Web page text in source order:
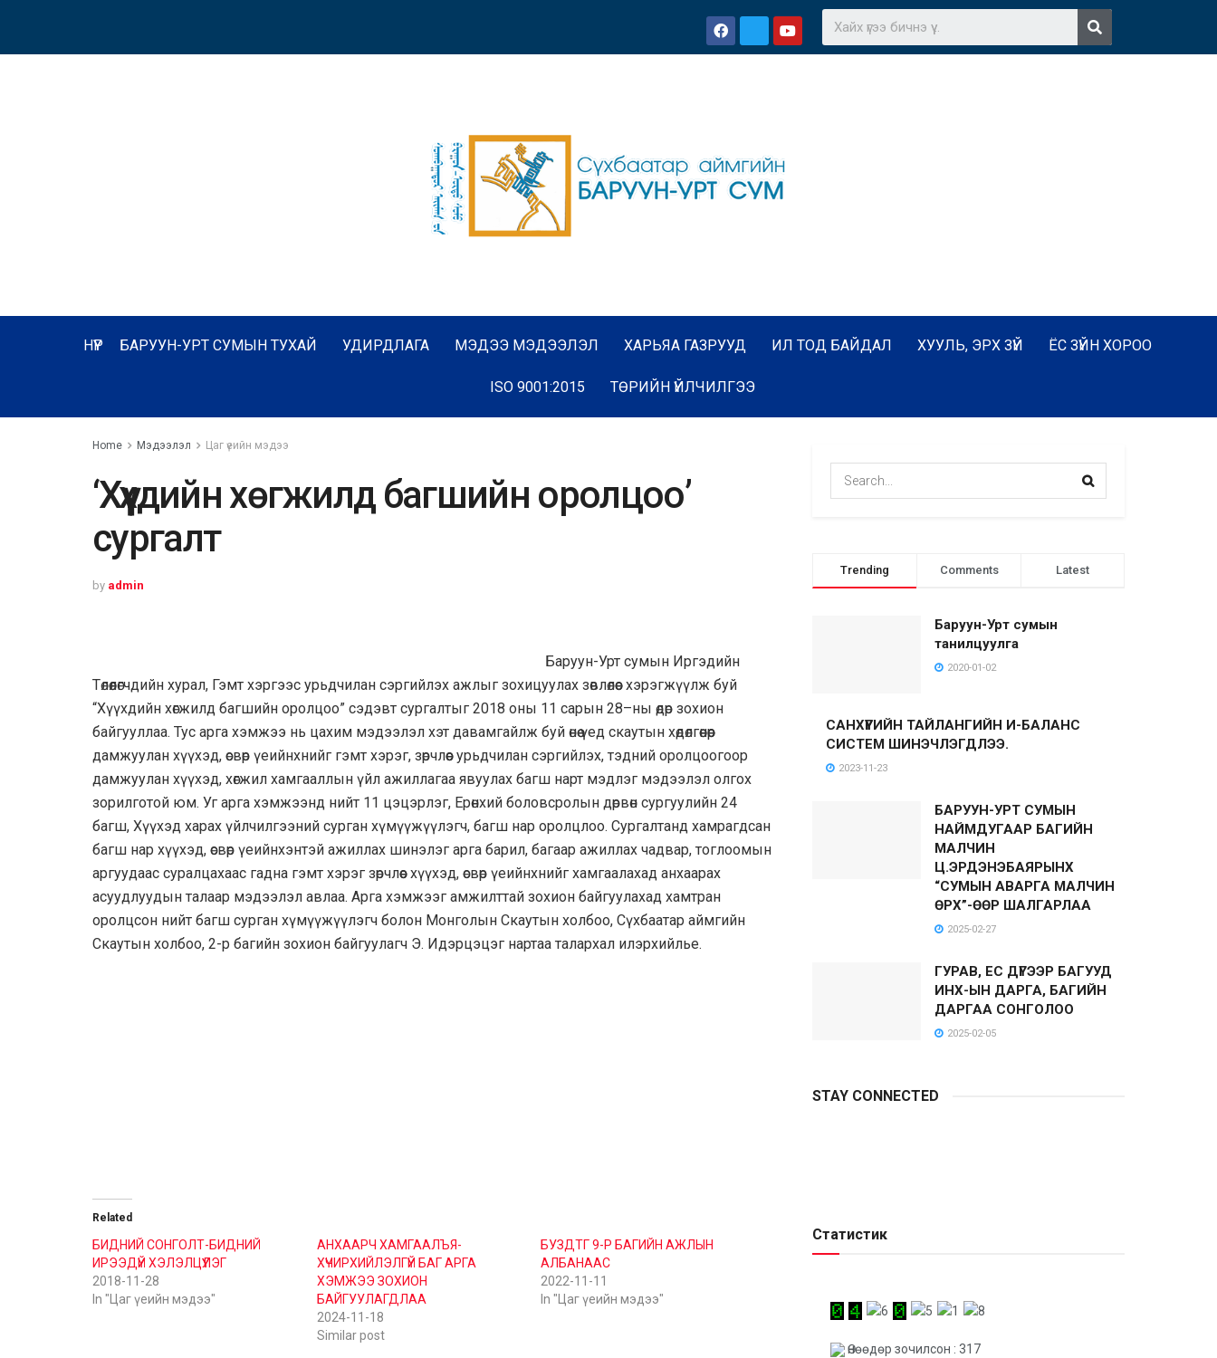
НҮҮР БАРУУН-УРТ СУМЫН ТУХАЙ УДИРДЛАГА МЭДЭЭ МЭДЭЭЛЭЛ ХАРЬЯА ГАЗРУУД ИЛ ТОД БАЙДАЛ ХУУЛЬ, ЭРХ ЗҮЙ ЁС ЗҮЙН ХОРОО
ISO 9001:2015 ТӨРИЙН ҮЙЛЧИЛГЭЭ
Home Мэдээлэл Цаг үеийн мэдээ
‘Хүүхдийн хөгжилд багшийн оролцоо’
сургалт
by admin
Баруун-Урт сумын Иргэдийн
Төлөөлөгчдийн хурал, Гэмт хэргээс урьдчилан сэргийлэх ажлыг зохицуулах зөвлөлөөс хэрэгжүүлж буй
“Хүүхдийн хөгжилд багшийн оролцоо” сэдэвт сургалтыг 2018 оны 11 сарын 28–ны өдөр зохион
байгууллаа. Тус арга хэмжээ нь цахим мэдээлэл хэт давамгайлж буй өнөө үед скаутын хөдөлгөөнөөр
дамжуулан хүүхэд, өсвөр үеийнхнийг гэмт хэрэг, зөрчлөөс урьдчилан сэргийлэх, тэдний оролцоогоор
дамжуулан хүүхэд, хөгжил хамгааллын үйл ажиллагаа явуулах багш нарт мэдлэг мэдээлэл олгох
зорилготой юм. Уг арга хэмжээнд нийт 11 цэцэрлэг, Ерөнхий боловсролын дөрвөн сургуулийн 24
багш, Хүүхэд харах үйлчилгээний сурган хүмүүжүүлэгч, багш нар оролцлоо. Сургалтанд хамрагдсан
багш нар хүүхэд, өсвөр үеийнхэнтэй ажиллах шинэлэг арга барил, багаар ажиллах чадвар, тоглоомын
аргуудаас суралцахаас гадна гэмт хэрэг зөрчлөөс хүүхэд, өсвөр үеийнхнийг хамгаалахад анхаарах
асуудлуудын талаар мэдээлэл авлаа. Арга хэмжээг амжилттай зохион байгуулахад хамтран
оролцсон нийт багш сурган хүмүүжүүлэгч болон Монголын Скаутын холбоо, Сүхбаатар аймгийн
Скаутын холбоо, 2-р багийн зохион байгуулагч Э. Идэрцэцэг нартаа талархал илэрхийлье.
Related
БИДНИЙ СОНГОЛТ-БИДНИЙ
ИРЭЭДҮЙ ХЭЛЭЛЦҮҮЛЭГ
2018-11-28
In "Цаг үеийн мэдээ"
АНХААРЧ ХАМГААЛЪЯ-
ХҮЧИРХИЙЛЭЛГҮЙ БАГ АРГА
ХЭМЖЭЭ ЗОХИОН
БАЙГУУЛАГДЛАА
2024-11-18
Similar post
БУЗДТГ 9-Р БАГИЙН АЖЛЫН
АЛБАНААС
2022-11-11
In "Цаг үеийн мэдээ"
Trending Comments Latest
Баруун-Урт сумын
танилцуулга
2020-01-02
САНХҮҮГИЙН ТАЙЛАНГИЙН И-БАЛАНС
СИСТЕМ ШИНЭЧЛЭГДЛЭЭ.
2023-11-23
БАРУУН-УРТ СУМЫН
НАЙМДУГААР БАГИЙН
МАЛЧИН
Ц.ЭРДЭНЭБАЯРЫНХ
“СУМЫН АВАРГА МАЛЧИН
ӨРХ”-ӨӨР ШАЛГАРЛАА
2025-02-27
ГУРАВ, ЕС ДҮГЭЭР БАГУУД
ИНХ-ЫН ДАРГА, БАГИЙН
ДАРГАА СОНГОЛОО
2025-02-05
STAY CONNECTED
Статистик
Өнөөдөр зочилсон : 317